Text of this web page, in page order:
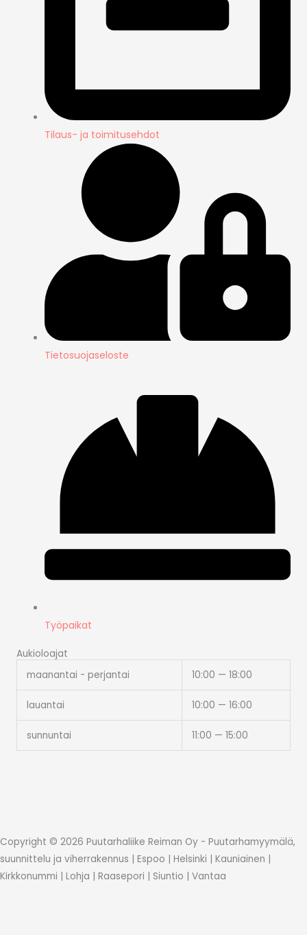
Tilaus- ja toimitusehdot
Tietosuojaseloste
Työpaikat
Aukioloajat
maanantai - perjantai
10:00 — 18:00
lauantai 10:00 — 16:00
sunnuntai 11:00 — 15:00
Copyright © 2026 Puutarhaliike Reiman Oy - Puutarhamyymälä,
suunnittelu ja viherrakennus | Espoo | Helsinki | Kauniainen |
Kirkkonummi | Lohja | Raasepori | Siuntio | Vantaa